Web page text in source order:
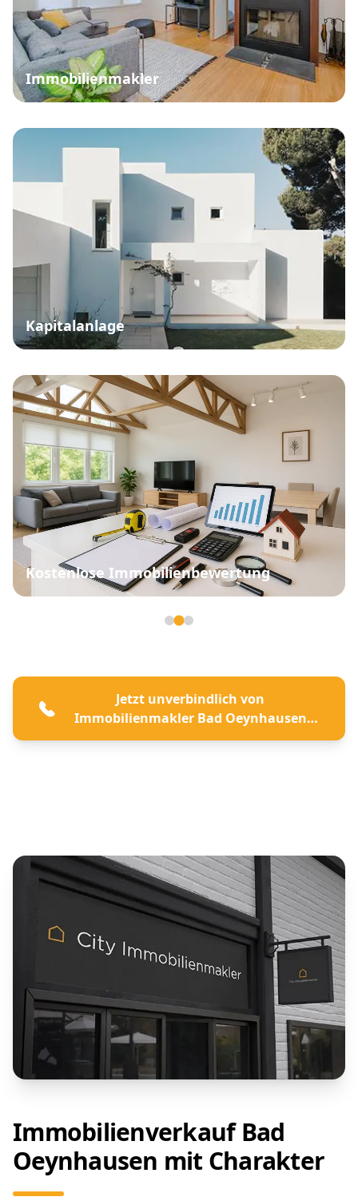
Immobilienmakler
Kapitalanlage
Kostenlose Immobilienbewertung
Jetzt unverbindlich von
Immobilienmakler Bad Oeynhausen
beraten lassen
Immobilienverkauf Bad
Oeynhausen mit Charakter